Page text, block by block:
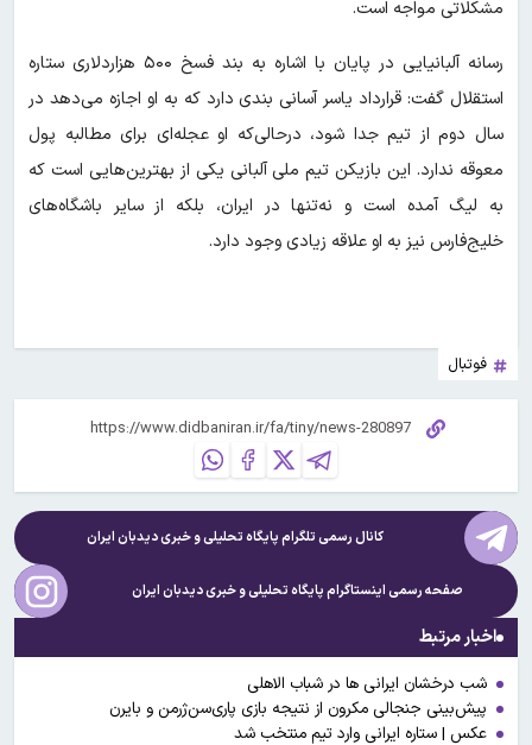
مشکلاتی مواجه است.
رسانه آلبانیایی در پایان با اشاره به بند فسخ ۵۰۰ هزاردلاری ستاره
استقلال گفت: قرارداد یاسر آسانی بندی دارد که به او اجازه می‌دهد در
سال دوم از تیم جدا شود، درحالی‌که او عجله‌ای برای مطالبه پول
معوقه ندارد. این بازیکن تیم ملی آلبانی یکی از بهترین‌هایی است که
به لیگ آمده است و نه‌تنها در ایران، بلکه از سایر باشگاه‌های
خلیج‌فارس نیز به او علاقه زیادی وجود دارد.
فوتبال
کانال رسمی تلگرام پایگاه تحلیلی و خبریدیدبان ایران
صفحه رسمی اینستاگرام پایگاه تحلیلی و خبریدیدبان ایران
اخبار مرتبط
شب درخشان ایرانی ها در شباب الاهلی
پیش‌بینی جنجالی مکرون از نتیجه بازی پاری‌سن‌ژرمن و بایرن
عکس | ستاره ایرانی وارد تیم منتخب شد